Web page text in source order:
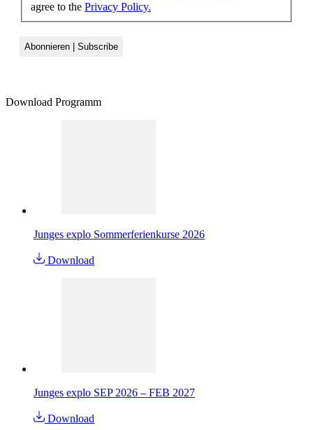
agree to the Privacy Policy.
Download Programm
Junges explo Sommerferienkurse 2026
Download
Junges explo SEP 2026 – FEB 2027
Download